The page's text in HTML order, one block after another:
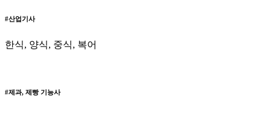
#산업기사
한식, 양식, 중식, 복어
#제과, 제빵 기능사